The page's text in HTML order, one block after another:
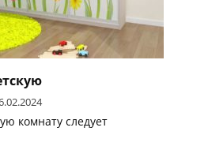
комнату следует